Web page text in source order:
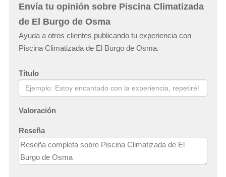
Envía tu opinión sobre Piscina Climatizada
de El Burgo de Osma
Ayuda a otros clientes publicando tu experiencia con
Piscina Climatizada de El Burgo de Osma.
Título
Valoración
Reseña